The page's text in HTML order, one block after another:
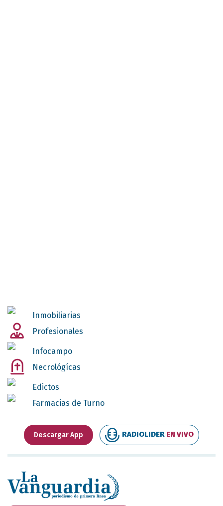
Inmobiliarias
Profesionales
Infocampo
Necrológícas
Edictos
Farmacias de Turno
Descargar App RADIOLIDER EN VIVO